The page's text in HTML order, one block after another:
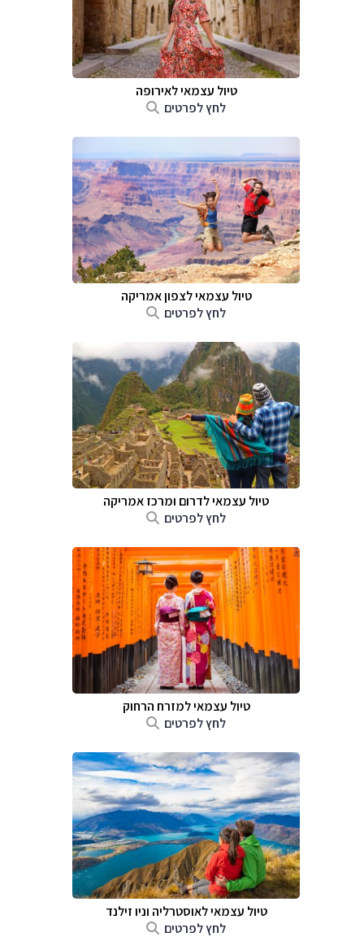
טיול עצמאי לאירופה
לחץ לפרטים
טיול עצמאי לצפון אמריקה
לחץ לפרטים
טיול עצמאי לדרום ומרכז אמריקה
לחץ לפרטים
טיול עצמאי למזרח הרחוק
לחץ לפרטים
טיול עצמאי לאוסטרליה וניו זילנד
לחץ לפרטים